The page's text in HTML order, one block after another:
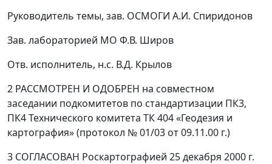
Руководитель темы, зав. ОСМОГИ А.И. Спиридонов
Зав. лабораторией МО Ф.В. Широв
Отв. исполнитель, н.с. В.Д. Крылов
2 РАССМОТРЕН И ОДОБРЕН на совместном
заседании подкомитетов по стандартизации ПК3,
ПК4 Технического комитета ТК 404 «Геодезия и
картография» (протокол № 01/03 от 09.11.00 г.)
3 СОГЛАСОВАН Роскартографией 25 декабря 2000 г.